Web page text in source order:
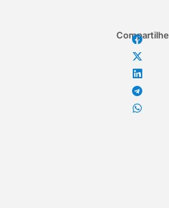
Compartilhe